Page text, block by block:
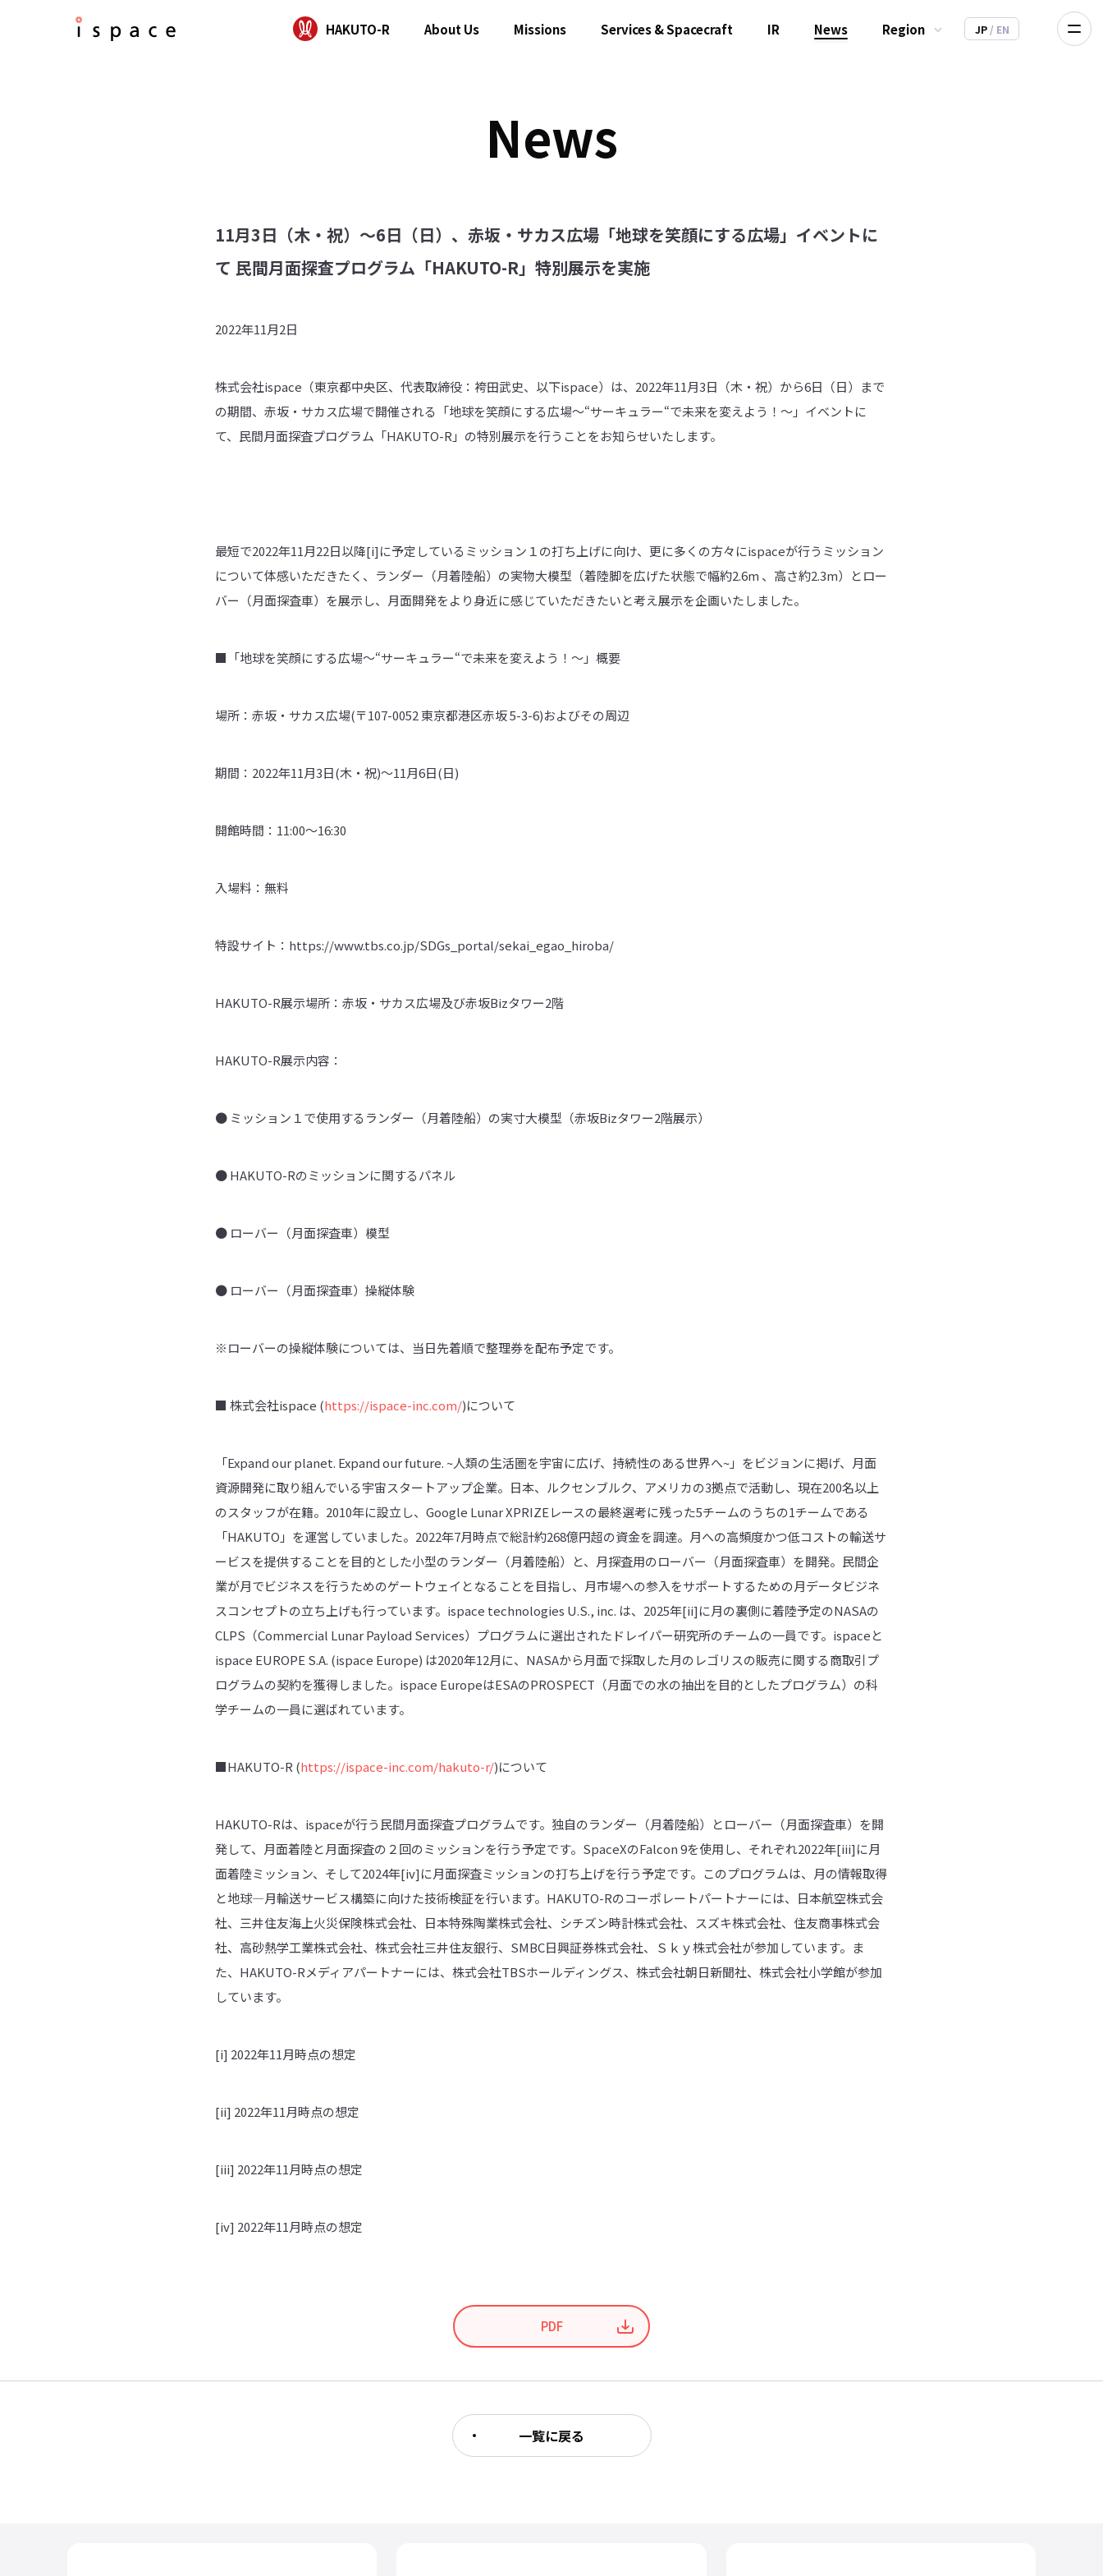
HAKUTO-R About Us Missions Services & Spacecraft IR News Region JP / EN
News
11月3日（木・祝）～6日（日）、赤坂・サカス広場「地球を笑顔にする広場」イベントに
て 民間月面探査プログラム「HAKUTO-R」特別展示を実施
2022年11月2日
株式会社ispace（東京都中央区、代表取締役：袴田武史、以下ispace）は、2022年11月3日（木・祝）から6日（日）まで
の期間、赤坂・サカス広場で開催される「地球を笑顔にする広場〜“サーキュラー“で未来を変えよう！～」イベントに
て、民間月面探査プログラム「HAKUTO-R」の特別展示を行うことをお知らせいたします。
最短で2022年11月22日以降[i]に予定しているミッション１の打ち上げに向け、更に多くの方々にispaceが行うミッション
について体感いただきたく、ランダー（月着陸船）の実物大模型（着陸脚を広げた状態で幅約2.6m 、高さ約2.3m）とロー
バー（月面探査車）を展示し、月面開発をより身近に感じていただきたいと考え展示を企画いたしました。
■「地球を笑顔にする広場〜“サーキュラー“で未来を変えよう！～」概要
場所：赤坂・サカス広場(〒107-0052 東京都港区赤坂 5-3-6)およびその周辺
期間：2022年11月3日(木・祝)〜11月6日(日)
開館時間：11:00〜16:30
入場料：無料
特設サイト：https://www.tbs.co.jp/SDGs_portal/sekai_egao_hiroba/
HAKUTO-R展示場所：赤坂・サカス広場及び赤坂Bizタワー2階
HAKUTO-R展示内容：
● ミッション１で使用するランダー（月着陸船）の実寸大模型（赤坂Bizタワー2階展示）
● HAKUTO-Rのミッションに関するパネル
● ローバー（月面探査車）模型
● ローバー（月面探査車）操縦体験
※ローバーの操縦体験については、当日先着順で整理券を配布予定です。
■ 株式会社ispace (https://ispace-inc.com/)について
「Expand our planet. Expand our future. ~人類の生活圏を宇宙に広げ、持続性のある世界へ~」をビジョンに掲げ、月面
資源開発に取り組んでいる宇宙スタートアップ企業。日本、ルクセンブルク、アメリカの3拠点で活動し、現在200名以上
のスタッフが在籍。2010年に設立し、Google Lunar XPRIZEレースの最終選考に残った5チームのうちの1チームである
「HAKUTO」を運営していました。2022年7月時点で総計約268億円超の資金を調達。月への高頻度かつ低コストの輸送サ
ービスを提供することを目的とした小型のランダー（月着陸船）と、月探査用のローバー（月面探査車）を開発。民間企
業が月でビジネスを行うためのゲートウェイとなることを目指し、月市場への参入をサポートするための月データビジネ
スコンセプトの立ち上げも行っています。ispace technologies U.S., inc. は、2025年[ii]に月の裏側に着陸予定のNASAの
CLPS（Commercial Lunar Payload Services）プログラムに選出されたドレイパー研究所のチームの一員です。ispaceと
ispace EUROPE S.A. (ispace Europe) は2020年12月に、NASAから月面で採取した月のレゴリスの販売に関する商取引プ
ログラムの契約を獲得しました。ispace EuropeはESAのPROSPECT（月面での水の抽出を目的としたプログラム）の科
学チームの一員に選ばれています。
■HAKUTO-R (https://ispace-inc.com/hakuto-r/)について
HAKUTO-Rは、ispaceが行う民間月面探査プログラムです。独自のランダー（月着陸船）とローバー（月面探査車）を開
発して、月面着陸と月面探査の２回のミッションを行う予定です。SpaceXのFalcon 9を使用し、それぞれ2022年[iii]に月
面着陸ミッション、そして2024年[iv]に月面探査ミッションの打ち上げを行う予定です。このプログラムは、月の情報取得
と地球―月輸送サービス構築に向けた技術検証を行います。HAKUTO-Rのコーポレートパートナーには、日本航空株式会
社、三井住友海上火災保険株式会社、日本特殊陶業株式会社、シチズン時計株式会社、スズキ株式会社、住友商事株式会
社、高砂熱学工業株式会社、株式会社三井住友銀行、SMBC日興証券株式会社、Ｓｋｙ株式会社が参加しています。ま
た、HAKUTO-Rメディアパートナーには、株式会社TBSホールディングス、株式会社朝日新聞社、株式会社小学館が参加
しています。
[i] 2022年11月時点の想定
[ii] 2022年11月時点の想定
[iii] 2022年11月時点の想定
[iv] 2022年11月時点の想定
PDF
一覧に戻る